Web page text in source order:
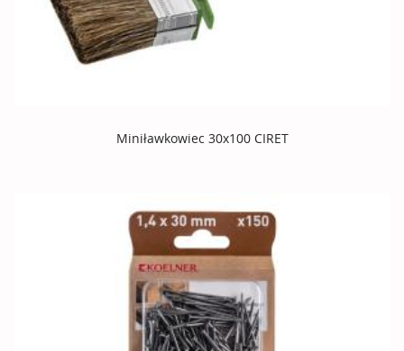
Miniławkowiec 30x100 CIRET